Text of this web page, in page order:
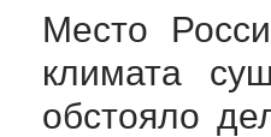
Место
климата
обстояло